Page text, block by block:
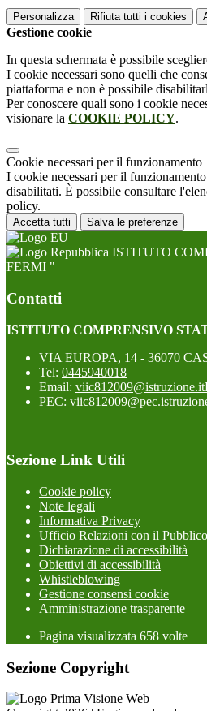
Personalizza Rifiuta tutti i cookies
Gestione cookie
In questa schermata è possibile
I cookie necessari sono quelli che
piattaforma e non è possibile
Per conoscere quali sono i cookie
visionare la COOKIE POLICY.
Cookie necessari per il funzionamento
I cookie necessari per il
disabilitati. È possibile consultare
policy.
Accetta tutti Salva le preferenze
ISTITUTO
FERMI "
Contatti
ISTITUTO COMPRENSIVO
VIA EUROPA, 14 - 36070
Tel: 0445940018
Email: viic812009@istruzione.it
PEC:
Sezione Link Utili
Cookie policy
Note legali
Informativa Privacy
Ufficio Relazioni con il Pubblico
Dichiarazione di accessibilità
Obiettivi di accessibilità
Whistleblowing
Gestione consensi cookie
Amministrazione trasparente
Pagina visualizzata 658 volte
Sezione Copyright